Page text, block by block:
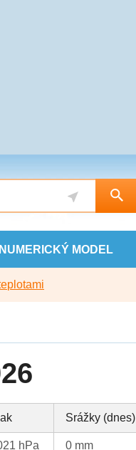
NUMERICKÝ MODEL
Srážky (dnes)
hPa 0 mm